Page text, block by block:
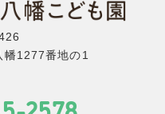
幡1277番地の1